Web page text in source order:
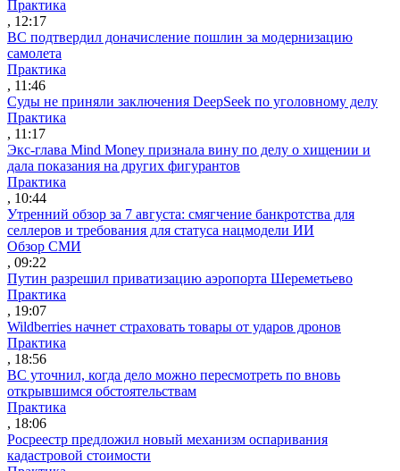
Практика
, 12:17
ВС подтвердил доначисление пошлин за модернизацию
самолета
Практика
, 11:46
Суды не приняли заключения DeepSeek по уголовному делу
Практика
, 11:17
Экс-глава Mind Money признала вину по делу о хищении и
дала показания на других фигурантов
Практика
, 10:44
Утренний обзор за 7 августа: смягчение банкротства для
селлеров и требования для статуса нацмодели ИИ
Обзор СМИ
, 09:22
Путин разрешил приватизацию аэропорта Шереметьево
Практика
, 19:07
Wildberries начнет страховать товары от ударов дронов
Практика
, 18:56
ВС уточнил, когда дело можно пересмотреть по вновь
открывшимся обстоятельствам
Практика
, 18:06
Росреестр предложил новый механизм оспаривания
кадастровой стоимости